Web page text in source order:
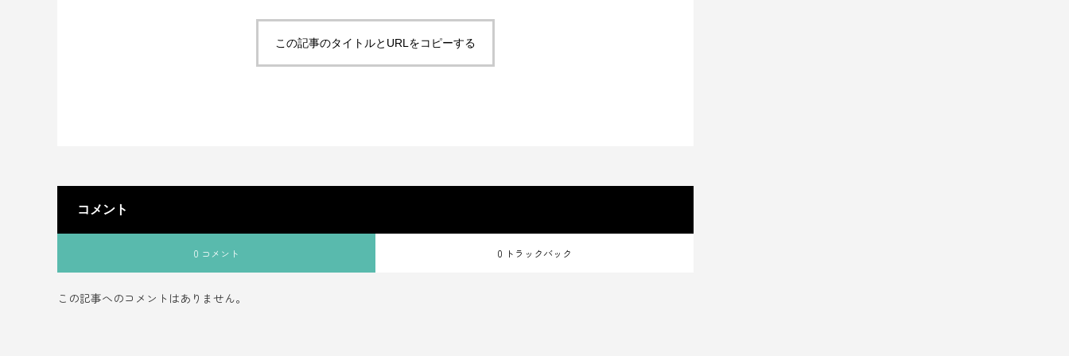
この記事のタイトルとURLをコピーする
コメント
0 コメント 0 トラックバック
この記事へのコメントはありません。